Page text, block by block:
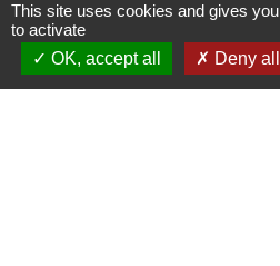
Nous
This site uses cookies and gives
to activate
OK, accept all
Deny